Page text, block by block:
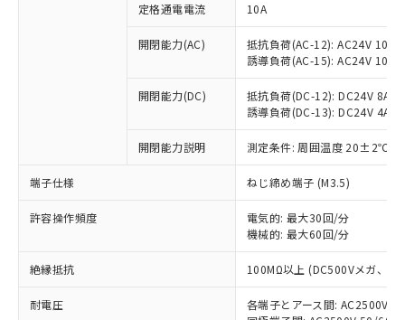
定格通電電流 10A
開閉能力(AC)
抵抗負荷(AC-12): AC24V 10A/
誘導負荷(AC-15): AC24V
開閉能力(DC)
抵抗負荷(DC-12): DC24V 8A/
誘導負荷(DC-13): DC24V 4A/
開閉能力説明 測定条件: 周囲温度 20±2℃、
端子仕様 ねじ締め端子 (M3.5)
許容操作頻度
電気的: 最大30回/分
機械的: 最大60回/分
絶縁抵抗 100MΩ以上 (DC500Vメガ、点
耐電圧
各端子とアース間: AC2500V
ご利用条件
以下の条件をお読みいただき、同意のうえ
本サービスは、当社制御機器事業取扱
商品の当社在庫状況および標準価格
(税抜)を提供させていただくもので
当社制御機器事業取扱商品の中には、
本サービスの対象外となる商品もある
ことをご了承ください。
対応済み：EU RoHS指令（10物質）の
非含有に対応した製品が提供可能な商品で
対応予定：EU RoHS指令（10物質）の非含
有に対応した製品に切り替える予定のある
対応予定なし：EU RoHS指令（10物質）の
非含有に非対応の商品で、対応品を出す予
調査・確認中：EU RoHS指令（10物質）の
非含有の対応状況を調査中または確認中の
商品です。
非該当品：ライセンス料など無形物で、有
害物質有無と関係のない商品です。
仕入先様の事情により、非含有部品として
いたものが、含有品と判明した場合などや
「○」：最大均質材料含有率が中国RoHSの
「×」：最大均質材料含有率が中国RoHSの
基準値を超えていることを示します。
当社は、これら貴社製品のうち、外国